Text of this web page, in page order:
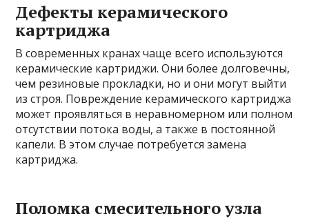
Дефекты керамического
картриджа
В современных кранах чаще всего используются
керамические картриджи. Они более долговечны,
чем резиновые прокладки, но и они могут выйти
из строя. Повреждение керамического картриджа
может проявляться в неравномерном или полном
отсутствии потока воды, а также в постоянной
капели. В этом случае потребуется замена
картриджа.
Поломка смесительного узла